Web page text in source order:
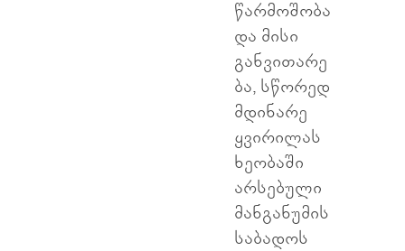
წარმოშობა
და მისი
განვითარე
ბა, სწორედ
მდინარე
ყვირილას
ხეობაში
არსებული
მანგანუმის
საბადოს